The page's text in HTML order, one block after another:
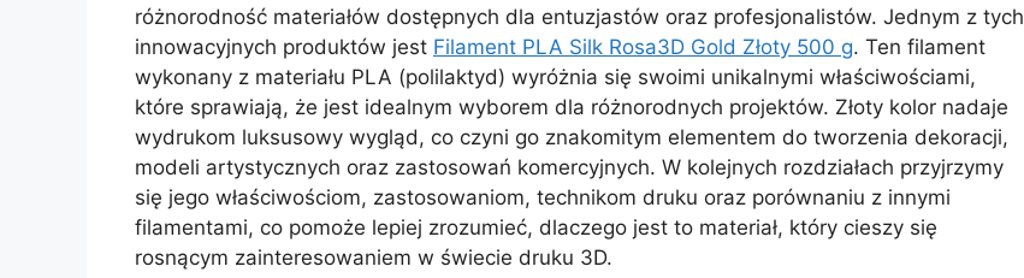
różnorodność materiałów dostępnych dla entuzjastów oraz profesjonalistów. Jednym z tych
innowacyjnych produktów jest Filament PLA Silk Rosa3D Gold Złoty 500 g. Ten filament
wykonany z materiału PLA (polilaktyd) wyróżnia się swoimi unikalnymi właściwościami,
które sprawiają, że jest idealnym wyborem dla różnorodnych projektów. Złoty kolor nadaje
wydrukom luksusowy wygląd, co czyni go znakomitym elementem do tworzenia dekoracji,
modeli artystycznych oraz zastosowań komercyjnych. W kolejnych rozdziałach przyjrzymy
się jego właściwościom, zastosowaniom, technikom druku oraz porównaniu z innymi
filamentami, co pomoże lepiej zrozumieć, dlaczego jest to materiał, który cieszy się
rosnącym zainteresowaniem w świecie druku 3D.